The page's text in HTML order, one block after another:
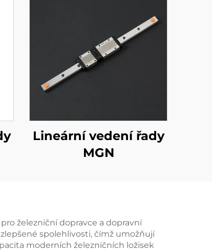
Lineární vedení řady
MGN
železniční dopravce a dopravní
spolehlivosti, čímž umožňují
moderních železničních ložisek